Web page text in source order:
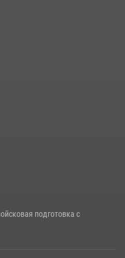
подготовка с